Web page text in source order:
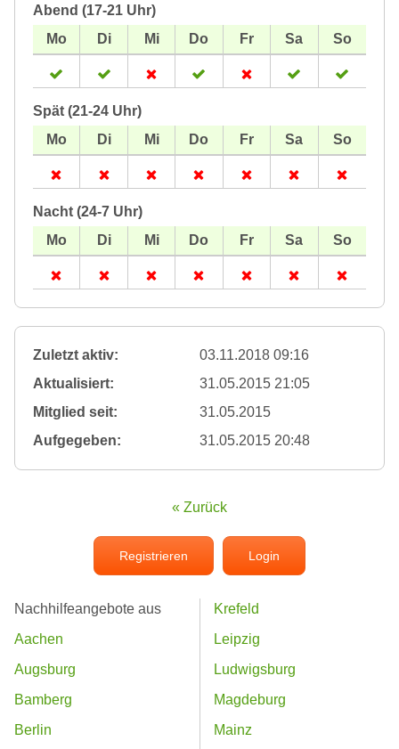
Abend (17-21 Uhr)
Spät (21-24 Uhr)
Nacht (24-7 Uhr)
Zuletzt aktiv:
03.11.2018 09:16
Aktualisiert:
31.05.2015 21:05
Mitglied seit:
31.05.2015
Aufgegeben:
31.05.2015 20:48
« Zurück
Registrieren Login
Nachhilfeangebote aus
Aachen
Augsburg
Bamberg
Berlin
Krefeld
Leipzig
Ludwigsburg
Magdeburg
Mainz